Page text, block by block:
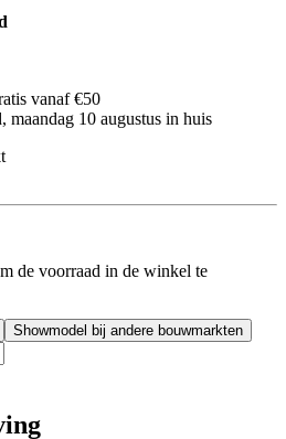
vanaf €50
maandag 10 augustus in huis
de voorraad in de winkel te
Showmodel bij andere bouwmarkten